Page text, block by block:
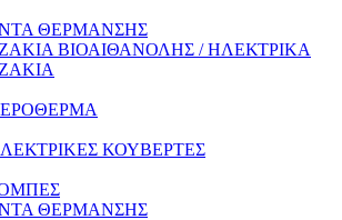
ΘΕΡΜΑΝΣΗΣ
ΒΙΟΑΙΘΑΝΟΛΗΣ / ΗΛΕΚΤΡΙΚΑ
ΚΟΥΒΕΡΤΕΣ
ΘΕΡΜΑΝΣΗΣ